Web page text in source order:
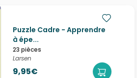
Puzzle Cadre - Apprendre
à épe...
23 pièces
Larsen
9,95€